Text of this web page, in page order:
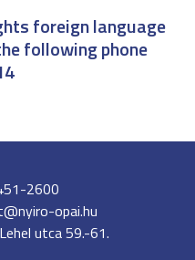
foreign language
following phone
2600
opai.hu
utca 59.-61.